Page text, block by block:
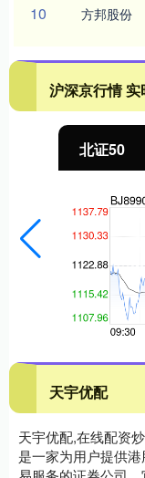
10 方邦股份
沪深京行情 实
北证50
天宇优配
天宇优配,在线配资
是一家为用户提供